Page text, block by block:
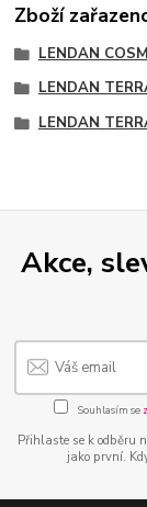
Zboží
LENDAN
LENDAN
LENDAN
Akce,
Souhlasím se
Přihlaste se k odběru
jako první.